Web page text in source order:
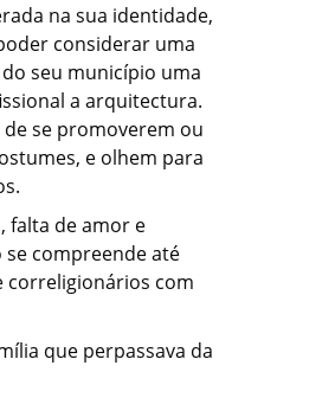
na sua identidade,
considerar uma
seu município uma
a arquitectura.
se promoverem ou
e olhem para
falta de amor e
se compreende até
correligionários com
que perpassava da